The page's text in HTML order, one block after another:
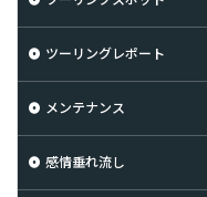
ツーリングレポート
メンテナンス
感情垂れ流し